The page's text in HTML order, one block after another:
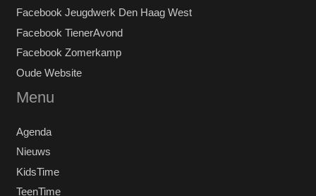
Facebook Jeugdwerk Den Haag West
Facebook TienerAvond
Facebook Zomerkamp
Oude Website
Menu
Agenda
Nieuws
KidsTime
TeenTime